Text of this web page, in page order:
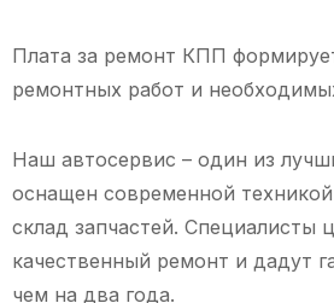
Плата за ремонт КПП
ремонтных работ и
Наш автосервис – один из
оснащен современной
склад запчастей. Специалисты
качественный ремонт и дадут
чем на два года.